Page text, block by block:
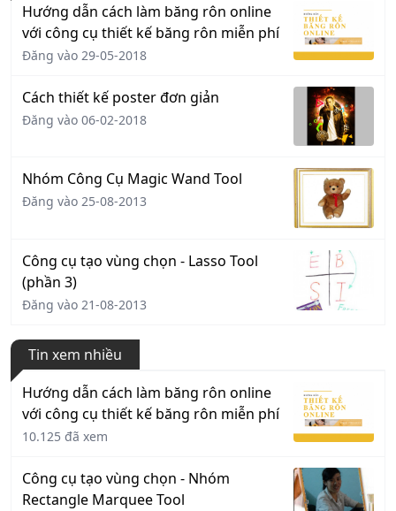
Hướng dẫn cách làm băng rôn online
với công cụ thiết kế băng rôn miễn phí
Đăng vào 29-05-2018
Cách thiết kế poster đơn giản
Đăng vào 06-02-2018
Nhóm Công Cụ Magic Wand Tool
Đăng vào 25-08-2013
Công cụ tạo vùng chọn - Lasso Tool
(phần 3)
Đăng vào 21-08-2013
Tin xem nhiều
Hướng dẫn cách làm băng rôn online
với công cụ thiết kế băng rôn miễn phí
10.125 đã xem
Công cụ tạo vùng chọn - Nhóm
Rectangle Marquee Tool